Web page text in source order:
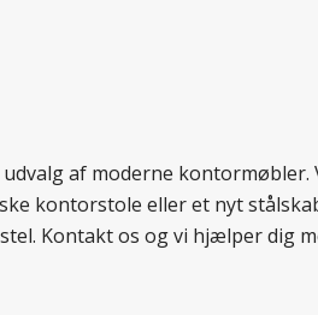
af moderne
kontorstole eller et nyt
Kontakt os og vi hjælper dig